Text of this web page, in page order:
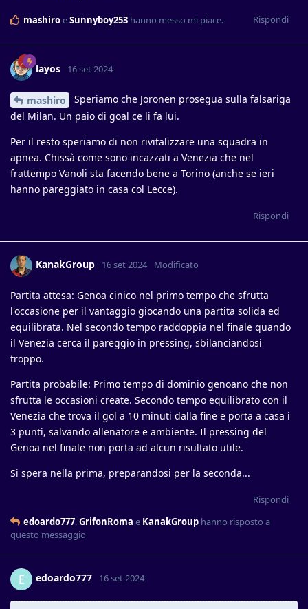
Rispondi
mashiroeSunnyboy253 hanno messo mi piace.
layos 16 set 2024
mashiro
Speriamo che Joronen prosegua sulla falsariga
del Milan. Un paio di goal ce li fa lui.
Per il resto speriamo di non rivitalizzare una squadra in
apnea. Chissà come sono incazzati a Venezia che nel
frattempo Vanoli sta facendo bene a Torino (anche se ieri
hanno pareggiato in casa col Lecce).
Rispondi
KanakGroup 16 set 2024 Modificato
Partita attesa: Genoa cinico nel primo tempo che sfrutta
l'occasione per il vantaggio giocando una partita solida ed
equilibrata. Nel secondo tempo raddoppia nel finale quando
il Venezia cerca il pareggio in pressing, sbilanciandosi
troppo.
Partita probabile: Primo tempo di dominio genoano che non
sfrutta le occasioni create. Secondo tempo equilibrato con il
Venezia che trova il gol a 10 minuti dalla fine e porta a casa i
3 punti, salvando allenatore e ambiente. Il pressing del
Genoa nel finale non porta ad alcun risultato utile.
Si spera nella prima, preparandosi per la seconda...
Rispondi
edoardo777 GrifonRoma e KanakGroup hanno risposto a
questo messaggio
E edoardo777 16 set 2024